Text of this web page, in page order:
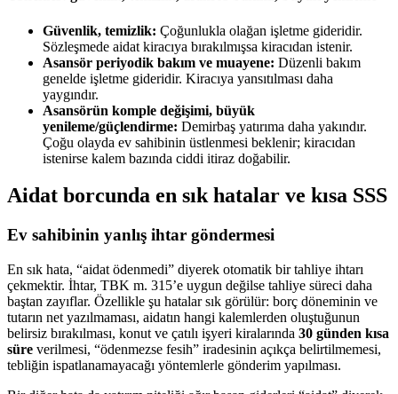
Güvenlik, temizlik: Çoğunlukla olağan işletme gideridir.
Sözleşmede aidat kiracıya bırakılmışsa kiracıdan istenir.
Asansör periyodik bakım ve muayene: Düzenli bakım
genelde işletme gideridir. Kiracıya yansıtılması daha
yaygındır.
Asansörün komple değişimi, büyük
yenileme/güçlendirme: Demirbaş yatırıma daha yakındır.
Çoğu olayda ev sahibinin üstlenmesi beklenir; kiracıdan
istenirse kalem bazında ciddi itiraz doğabilir.
Aidat borcunda en sık hatalar ve kısa SSS
Ev sahibinin yanlış ihtar göndermesi
En sık hata, “aidat ödenmedi” diyerek otomatik bir tahliye ihtarı
çekmektir. İhtar, TBK m. 315’e uygun değilse tahliye süreci daha
baştan zayıflar. Özellikle şu hatalar sık görülür: borç döneminin ve
tutarın net yazılmaması, aidatın hangi kalemlerden oluştuğunun
belirsiz bırakılması, konut ve çatılı işyeri kiralarında 30 günden kısa
süre verilmesi, “ödenmezse fesih” iradesinin açıkça belirtilmemesi,
tebliğin ispatlanamayacağı yöntemlerle gönderim yapılması.